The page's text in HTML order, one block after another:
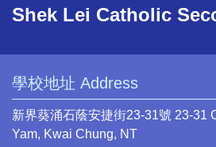
Shek Lei Catholic
學校地址 Address
新界葵涌石蔭安捷街23-31號 23-31
Yam, Kwai Chung, NT